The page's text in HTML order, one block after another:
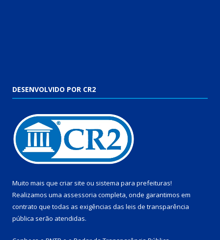
DESENVOLVIDO POR CR2
Muito mais que criar site ou sistema para prefeituras!
Realizamos uma assessoria completa, onde garantimos em
contrato que todas as exigências das leis de transparência
pública serão atendidas.